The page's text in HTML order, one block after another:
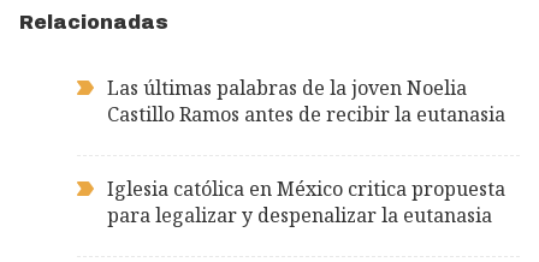
Relacionadas
Las últimas palabras de la joven Noelia
Castillo Ramos antes de recibir la eutanasia
Iglesia católica en México critica propuesta
para legalizar y despenalizar la eutanasia